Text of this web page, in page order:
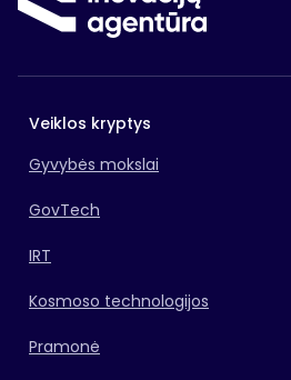
Veiklos kryptys
Gyvybės mokslai
GovTech
IRT
Kosmoso technologijos
Pramonė